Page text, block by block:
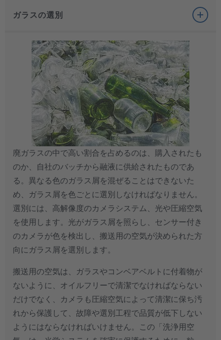
ガラスの選別
廃ガラスの中で高い割合を占めるのは、購入されたも
のか、自社のバッチから融液に供給されたものであ
る。異なる色のガラス屑を混ぜることはできないた
め、ガラス屑を色ごとに選別しなければなりません。
選別には、高解像度のカメラシステム、光や圧縮空気
を使用します。光がガラス屑を照らし、センサー付き
のカメラが色を検出し、搬送用の空気が決められた方
向にガラス屑を選別します。
搬送用の空気は、ガラスやコンベアベルトに付着物が
ないように、オイルフリーで清潔でなければならない
だけでなく、カメラも圧縮空気によって清潔に保ち汚
れから保護して、故障や選別工程で品質が低下しない
ようにはならなければいけません。この「洗浄用空